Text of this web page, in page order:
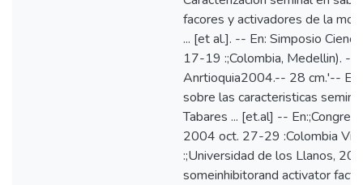
facores y activadores de la
... [et al.]. -- En: Simposio
17-19 :;Colombia, Medellin). --
Anrtioquia2004.-- 28 cm.'--
sobre las caracteristicas
Tabares ... [et.al] --
2004 oct. 27-29 :Colombia
:;Universidad de los Llanos,
someinhibitorand activator